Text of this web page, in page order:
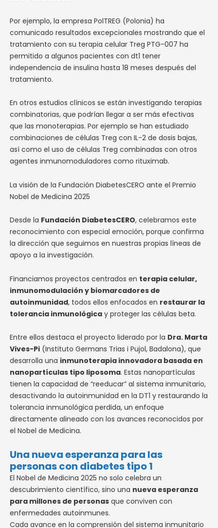
Por ejemplo, la empresa PolTREG (Polonia) ha
comunicado resultados excepcionales mostrando que el
tratamiento con su terapia celular Treg PTG-007 ha
permitido a algunos pacientes con dt1 tener
independencia de insulina hasta 18 meses después del
tratamiento.
En otros estudios clínicos se están investigando terapias
combinatorias, que podrían llegar a ser más efectivas
que las monoterapias. Por ejemplo se han estudiado
combinaciones de células Treg con IL-2 de dosis bajas,
así como el uso de células Treg combinadas con otros
agentes inmunomoduladores como rituximab.
La visión de la Fundación DiabetesCERO ante el Premio
Nobel de Medicina 2025
Desde la Fundación DiabetesCERO, celebramos este
reconocimiento con especial emoción, porque confirma
la dirección que seguimos en nuestras propias líneas de
apoyo a la investigación.
Financiamos proyectos centrados en terapia celular,
inmunomodulación y biomarcadores de
autoinmunidad, todos ellos enfocados en restaurar la
tolerancia inmunológica y proteger las células beta.
Entre ellos destaca el proyecto liderado por la Dra. Marta
Vives-Pi (Instituto Germans Trias i Pujol, Badalona), que
desarrolla una inmunoterapia innovadora basada en
nanopartículas tipo liposoma. Estas nanopartículas
tienen la capacidad de “reeducar” al sistema inmunitario,
desactivando la autoinmunidad en la DT1 y restaurando la
tolerancia inmunológica perdida, un enfoque
directamente alineado con los avances reconocidos por
el Nobel de Medicina.
Una nueva esperanza para las
personas con diabetes tipo 1
El Nobel de Medicina 2025 no solo celebra un
descubrimiento científico, sino una nueva esperanza
para millones de personas que conviven con
enfermedades autoinmunes.
Cada avance en la comprensión del sistema inmunitario